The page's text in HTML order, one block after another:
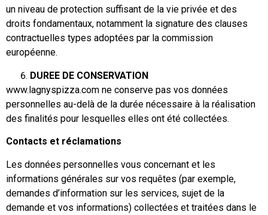
un niveau de protection suffisant de la vie privée et des
droits fondamentaux, notamment la signature des clauses
contractuelles types adoptées par la commission
européenne.
DUREE DE CONSERVATION
www.lagnyspizza.com ne conserve pas vos données
personnelles au-delà de la durée nécessaire à la réalisation
des finalités pour lesquelles elles ont été collectées.
Contacts et réclamations
Les données personnelles vous concernant et les
informations générales sur vos requêtes (par exemple,
demandes d’information sur les services, sujet de la
demande et vos informations) collectées et traitées dans le